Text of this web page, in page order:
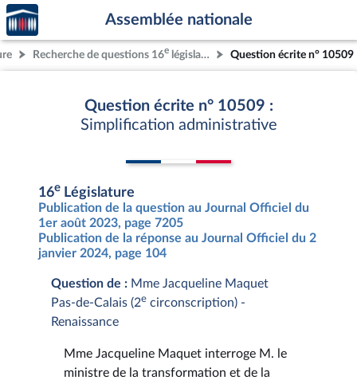
Aller au contenu
Aller en bas de la page
Accèder
à la
page
d'accueil
Assemblée nationale
Recherche de questions 16e législature Question écrite n° 10509
Question écrite n° 10509 :
Simplification administrative
16e Législature
Publication de la question au Journal Officiel du
1er août 2023, page 7205
Publication de la réponse au Journal Officiel du 2
janvier 2024, page 104
Question de : Mme Jacqueline Maquet
Pas-de-Calais (2e circonscription) -
Renaissance
Mme Jacqueline Maquet interroge M. le
ministre de la transformation et de la